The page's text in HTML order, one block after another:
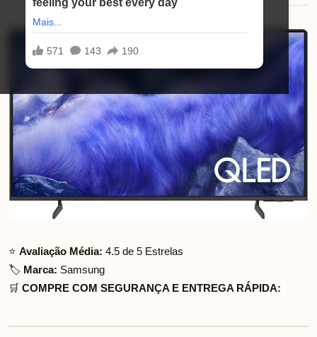
⭐ Avaliação Média: 4.5 de 5 Estrelas
🏷️ Marca: Samsung
🛒 COMPRE COM SEGURANÇA E ENTREGA RÁPIDA: